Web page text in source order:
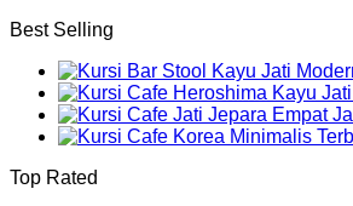
Best Selling
Top Rated